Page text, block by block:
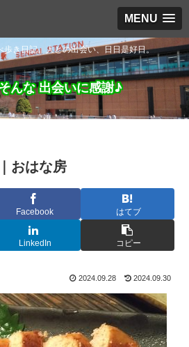
MENU
歩き日記。人との出会い、日日是好日。
んな 出会いに感謝♪
おはな房
Facebook はてブ
LinkedIn コピー
2024.09.28 2024.09.30